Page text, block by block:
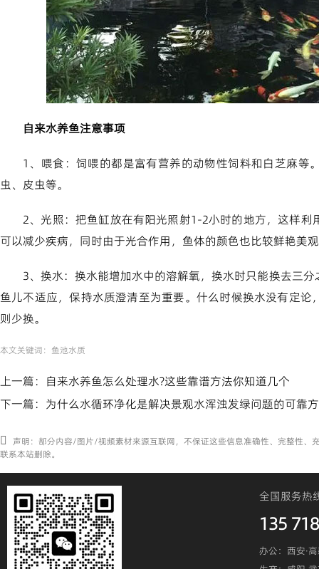
自来水养鱼注意事项
1、喂食：饲喂的都是富有营养的动物性饲料和白芝麻等
虫、皮虫等。
2、光照：把鱼缸放在有阳光照射1-2小时的地方，这样
可以减少疾病，同时由于光合作用，鱼体的颜色也比较鲜艳美
3、换水：换水能增加水中的溶解氧，换水时只能换去三
鱼儿不适应，保持水质澄清至为重要。什么时候换水没有定
则少换。
本文关键词： 鱼池水质
上一篇： 自来水养鱼怎么处理水?这些靠谱方法你知道几个
下一篇： 为什么水循环净化是解决景观水浑浊发绿问题的可靠
声明：部分内容/图片/视频素材来源互联网，不保证这些信息准确性、完整性、
联系本站删除。
全国服务热
135
办公：西安·